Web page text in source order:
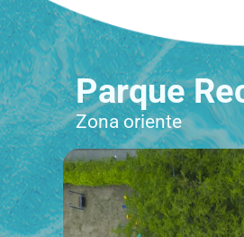
Parque
Zona oriente